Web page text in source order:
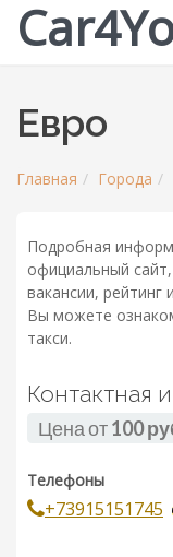
Евро
Главная Города
Подробная
официальный
вакансии, рейтинг
Вы можете
такси.
Контактная
Цена от100
Телефоны
+73915151745